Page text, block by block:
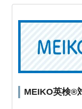
MEIKO英検®